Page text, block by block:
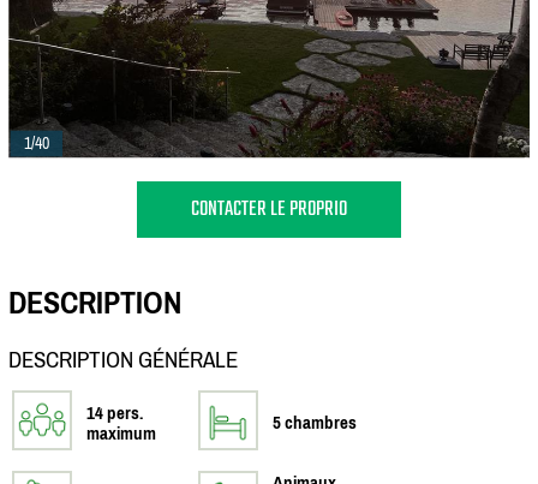
1/40
CONTACTER LE PROPRIO
DESCRIPTION
DESCRIPTION GÉNÉRALE
14 pers.
maximum
5 chambres